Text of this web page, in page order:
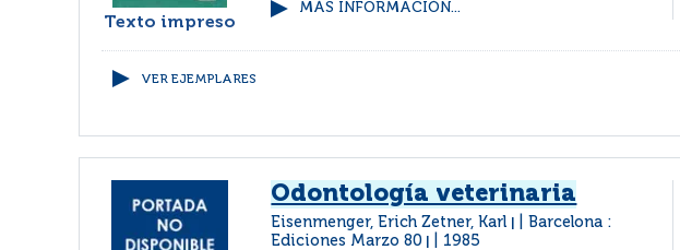
Texto impreso
MÁS INFORMACIÓN...
VER EJEMPLARES
Odontología veterinaria
Eisenmenger, Erich Zetner, Karl
Barcelona :
Ediciones Marzo 80
1985